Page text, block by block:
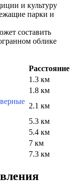
и культуру
парки и
составить
облике
Расстояние
1.3 км
1.8 км
2.1 км
5.3 км
5.4 км
7 км
7.3 км